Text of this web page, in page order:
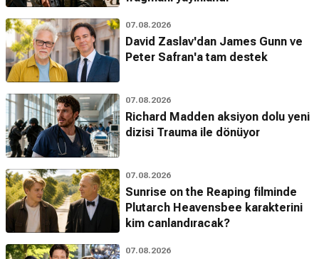
07.08.2026
David Zaslav'dan James Gunn ve
Peter Safran'a tam destek
07.08.2026
Richard Madden aksiyon dolu yeni
dizisi Trauma ile dönüyor
07.08.2026
Sunrise on the Reaping filminde
Plutarch Heavensbee karakterini
kim canlandıracak?
07.08.2026